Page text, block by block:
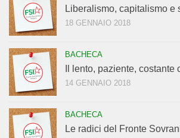
Liberalismo, capitalismo e
18 GENNAIO 2018
BACHECA
Il lento, paziente, costante
14 GENNAIO 2018
BACHECA
Le radici del Fronte